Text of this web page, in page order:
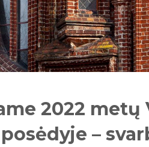
2022
–